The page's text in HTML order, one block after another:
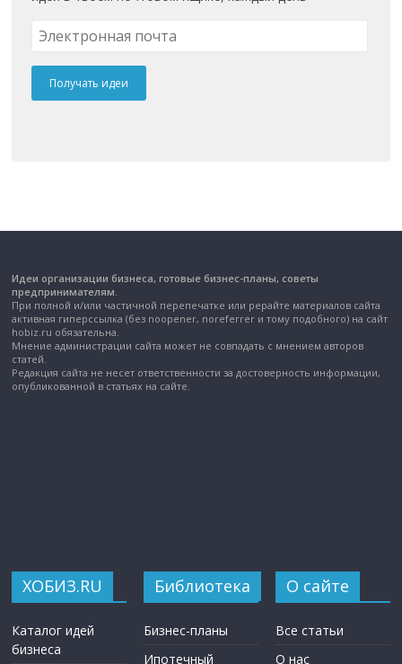
Идеи организации бизнеса, готовые бизнес-планы, советы
предпринимателям.
При полной и/или частичной перепечатке или рерайте материалов сайта
активная гиперссылка (без noopener, noreferrer и тому подобного) на сайт
hobiz.ru обязательна.
Мнение администрации сайта может не совпадать с мнением авторов
статей.
Редакция сайта не несет ответственности за достоверность информации,
опубликованной в статьях на сайте.
ХОБИЗ.RU
Каталог идей
бизнеса
Библиотека
Бизнес-планы
Ипотечный
О сайте
Все статьи
О нас